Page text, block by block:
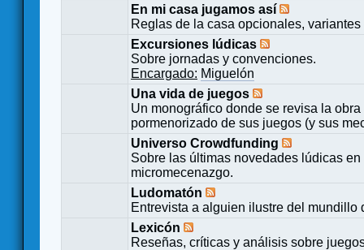
En mi casa jugamos así
Reglas de la casa opcionales,
Excursiones lúdicas
Sobre jornadas y convenciones.
Encargado: Miguelón
Una vida de juegos
Un monográfico donde se revisa la
pormenorizado de sus juegos (y sus
Universo Crowdfunding
Sobre las últimas novedades lúdicas
micromecenazgo.
Ludomatón
Entrevista a alguien ilustre del mundillo
Lexicón
Reseñas, críticas y análisis sobre